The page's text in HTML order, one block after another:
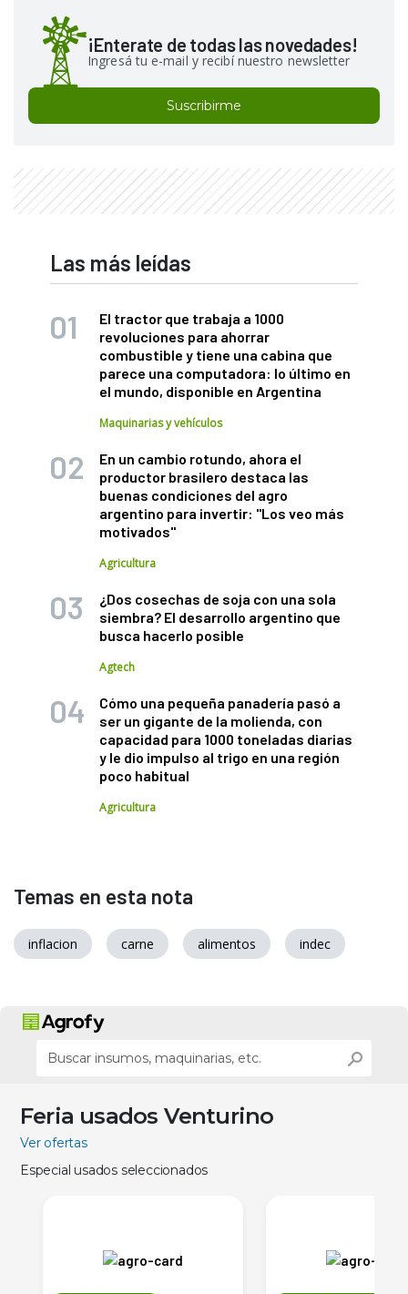
¡Enterate de todas las novedades!
Ingresá tu e-mail y recibí nuestro newsletter
Suscribirme
Las más leídas
El tractor que trabaja a 1000
revoluciones para ahorrar
combustible y tiene una cabina que
parece una computadora: lo último en
el mundo, disponible en Argentina
Maquinarias y vehículos
En un cambio rotundo, ahora el
productor brasilero destaca las
buenas condiciones del agro
argentino para invertir: "Los veo más
motivados"
Agricultura
¿Dos cosechas de soja con una sola
siembra? El desarrollo argentino que
busca hacerlo posible
Agtech
Cómo una pequeña panadería pasó a
ser un gigante de la molienda, con
capacidad para 1000 toneladas diarias
y le dio impulso al trigo en una región
poco habitual
Agricultura
Temas en esta nota
inflacion carne alimentos indec
Feria usados Venturino
Ver ofertas
Especial usados seleccionados